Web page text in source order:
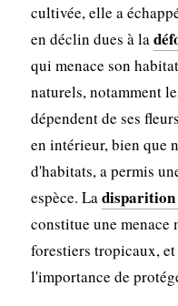
cultivée, elle a
en déclin dues à la
qui menace son
naturels, notamment
dépendent de ses
en intérieur, bien que
d'habitats, a permis
espèce. Ladisparition
constitue une menace
forestiers tropicaux,
l'importance de